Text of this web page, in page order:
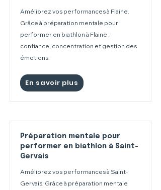
Améliorez vos performances à Flaine.
Grâce à préparation mentale pour
performer en biathlon à Flaine :
confiance, concentration et gestion des
émotions.
En savoir plus
Préparation mentale pour
performer en biathlon à Saint-
Gervais
Améliorez vos performances à Saint-
Gervais. Grâce à préparation mentale